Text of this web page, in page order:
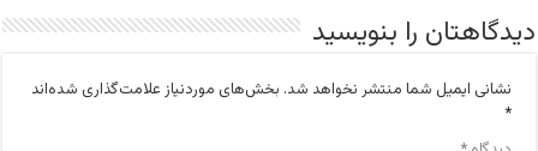
دیدگاهتان را بنویسید
نشانی ایمیل شما منتشر نخواهد شد. بخش‌های موردنیاز علامت‌گذاری شده‌اند
*